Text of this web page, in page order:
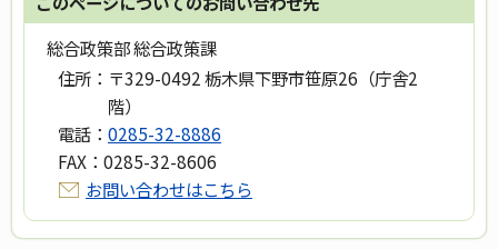
総合政策部 総合政策課
住所： 〒329-0492 栃木県下野市笹原26（庁舎2
階）
電話： 0285-32-8886
FAX： 0285-32-8606
お問い合わせはこちら